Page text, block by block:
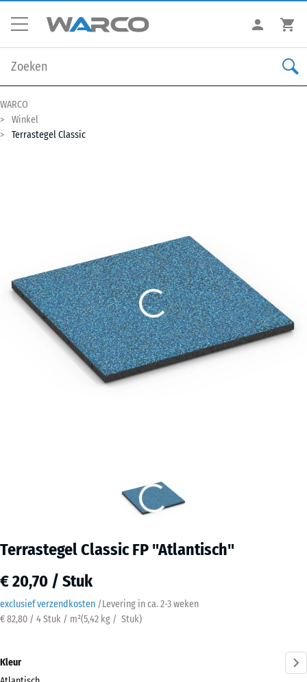
WARCO
Winkel
Terrastegel Classic
Terrastegel Classic FP "Atlantisch"
€ 20,70 / Stuk
exclusief verzendkosten /Levering in ca. 2-3 weken
€ 82,80 / 4 Stuk / m²(5,42 kg / Stuk)
Kleur